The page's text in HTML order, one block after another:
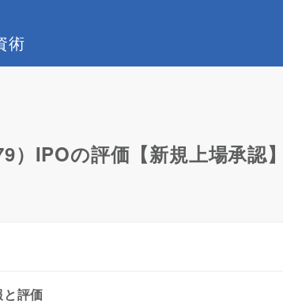
術
IPOの評価【新規上場承認】
評価